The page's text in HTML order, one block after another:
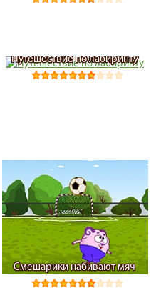
Путешествие по лабиринту
Смешарики набивают мяч